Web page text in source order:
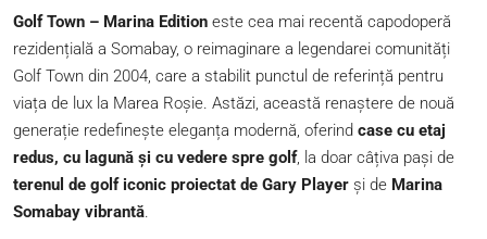
Golf Town – Marina Edition este cea mai recentă capodoperă
rezidențială a Somabay, o reimaginare a legendarei comunități
Golf Town din 2004, care a stabilit punctul de referință pentru
viața de lux la Marea Roșie. Astăzi, această renaștere de nouă
generație redefinește eleganța modernă, oferind case cu etaj
redus, cu lagună și cu vedere spre golf, la doar câțiva pași de
terenul de golf iconic proiectat de Gary Player și de Marina
Somabay vibrantă